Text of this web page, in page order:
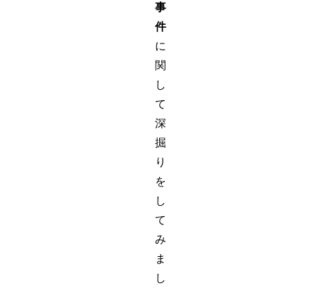
事
件
に
関
し
て
深
掘
り
を
し
て
み
ま
し